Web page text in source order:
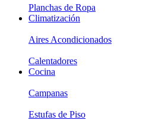
Planchas de Ropa
Climatización
Aires Acondicionados
Calentadores
Cocina
Campanas
Estufas de Piso